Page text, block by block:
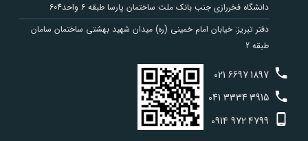
دانشگاه فخررازی جنب بانک ملت ساختمان پارسا طبقه 6 واحد604
دفتر تبریز: خیابان امام خمینی (ره) میدان شهید بهشتی ساختمان سامان
طبقه 2
021 66971897
041 33343915
0914 9724799